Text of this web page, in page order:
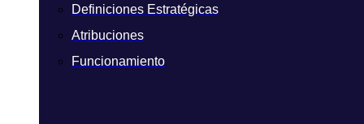
Definiciones Estratégicas
Atribuciones
Funcionamiento